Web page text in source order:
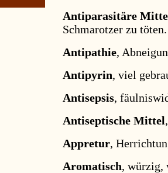
Antiparasitäre
Schmarotzer zu töten.
Antipathie,
Antipyrin, viel
Antisepsis,
Antiseptische Mittel
Appretur,
Aromatisch, würzig,